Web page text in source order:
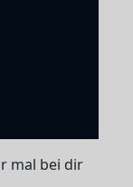
mal bei dir